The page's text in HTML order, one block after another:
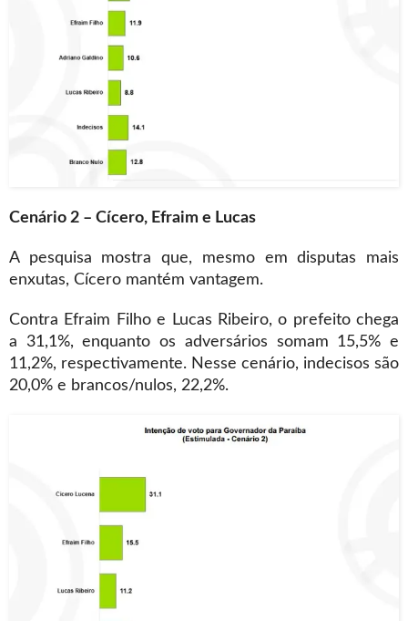
Cenário 2 – Cícero, Efraim e Lucas
A pesquisa mostra que, mesmo em disputas mais
enxutas, Cícero mantém vantagem.
Contra Efraim Filho e Lucas Ribeiro, o prefeito chega
a 31,1%, enquanto os adversários somam 15,5% e
11,2%, respectivamente. Nesse cenário, indecisos são
20,0% e brancos/nulos, 22,2%.